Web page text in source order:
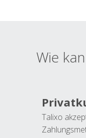
Wie
Talixo